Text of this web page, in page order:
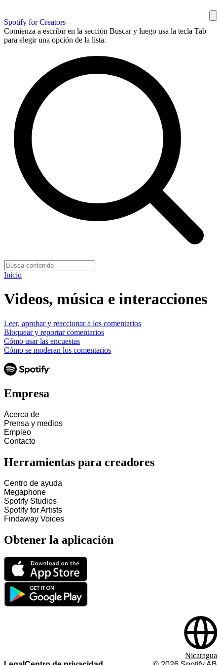
Spotify for Creators
Comienza a escribir en la sección Buscar y luego usa la tecla Tab
para elegir una opción de la lista.
Inicio
Videos, música e interacciones
Leer, aprobar y reaccionar a los comentarios
Bloquear y reportar comentarios
Cómo usar las encuestas
Cómo se moderan los comentarios
Empresa
Acerca de
Prensa y medios
Empleo
Contacto
Herramientas para creadores
Centro de ayuda
Megaphone
Spotify Studios
Spotify for Artists
Findaway Voices
Obtener la aplicación
Nicaragua